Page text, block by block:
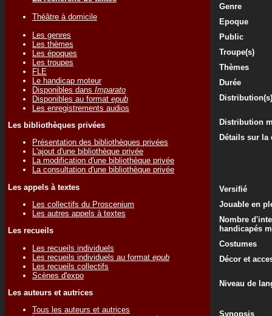
Théâtre à domicile
Les genres
Les thèmes
Les époques
Les troupes
FLE
Le handicap moteur
Disponibles dans Imparato
Disponibles au format epub
Les enregistrements audios
Les bibliothèques privées
Présentation des bibliothèques privées
L'ajout d'une bibliothèque privée
La modification d'une bibliothèque privée
La consultation d'une bibliothèque privée
Les appels à textes
Les collectifs du Proscenium
Les autres appels à textes
Les recueils
Les recueils individuels
Les recueils individuels au format epub
Les recueils collectifs
Scènes d'expo
Les auteurs et autrices
Tous les auteurs et autrices
Genre
Epoque
Public
Troupe(s)
Thèmes
Durée
Distribution(s)
Distribution
Détails sur
Versifié
Jouable en
Nombre
handicapés
Costumes
Décor et
Niveau de
Synopsis